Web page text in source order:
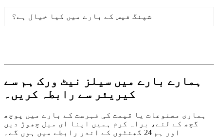
شپنگ فیس کے بارے میں کیا خیال ہے؟
ہمارے بارے میں سیلز نیٹ ورک ہم سے
کیریئر سے رابطہ کریں۔
ہماری مصنوعات یا قیمت کی فہرست کے بارے میں پوچھ
گچھ کے لئے، براہ کرم ہمیں اپنا ای میل چھوڑ دیں
اور ہم 24 گھنٹوں کے اندر رابطے میں ہوں گے۔